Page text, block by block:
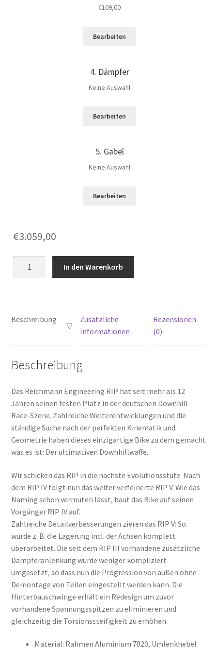
€109,00
Bearbeiten
4 Dämpfer
Keine Auswahl
Bearbeiten
5 Gabel
Keine Auswahl
Bearbeiten
€3.059,00
In den Warenkorb
Beschreibung
Zusätzliche
Informationen
Rezensionen
(0)
Beschreibung
Das Reichmann Engineering RIP hat seit mehr als 12
Jahren seinen festen Platz in der deutschen Downhill-
Race-Szene. Zahlreiche Weiterentwicklungen und die
ständige Suche nach der perfekten Kinematik und
Geometrie haben dieses einzigartige Bike zu dem gemacht
was es ist: Der ultimativen Downhillwaffe.
Wir schicken das RIP in die nächste Evolutionsstufe. Nach
dem RIP IV folgt nun das weiter verfeinerte RIP V. Wie das
Naming schon vermuten lässt, baut das Bike auf seinen
Vorgänger RIP IV auf.
Zahlreiche Detailverbesserungen zieren das RIP V: So
wurde z. B. die Lagerung incl. der Achsen komplett
überarbeitet. Die seit dem RIP III vorhandene zusätzliche
Dämpferanlenkung wurde weniger kompliziert
umgesetzt, so dass nun die Progression von außen ohne
Demontage von Teilen eingestellt werden kann. Die
Hinterbauschwinge erhält ein Redesign um zuvor
vorhandene Spannungsspitzen zu eliminieren und
gleichzeitig die Torsionssteifigkeit zu erhöhen.
Material: Rahmen Aluminium 7020, Umlenkhebel